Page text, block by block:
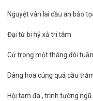
Nguyệt vân lai cầu an bảo
Đại từ bi hỷ xả tri tâm
Cứ trong một tháng đôi tuần
Dâng hoa cúng quả cầu
Hội tam đa , trình tường ngũ